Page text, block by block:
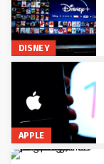
DISNEY
APPLE